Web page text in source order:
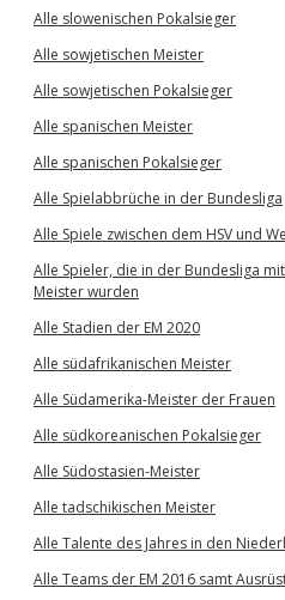
Alle slowenischen Pokalsieger
Alle sowjetischen Meister
Alle sowjetischen Pokalsieger
Alle spanischen Meister
Alle spanischen Pokalsieger
Alle Spielabbrüche in der Bundesliga
Alle Spiele zwischen dem HSV und
Alle Spieler, die in der Bundesliga
Meister wurden
Alle Stadien der EM 2020
Alle südafrikanischen Meister
Alle Südamerika-Meister der Frauen
Alle südkoreanischen Pokalsieger
Alle Südostasien-Meister
Alle tadschikischen Meister
Alle Talente des Jahres in den
Alle Teams der EM 2016 samt